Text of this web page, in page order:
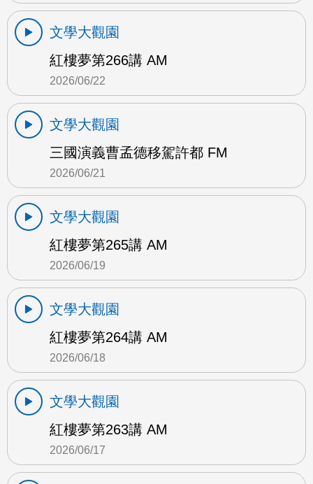
文學大觀園
紅樓夢第266講 AM
2026/06/22
文學大觀園
三國演義曹孟德移駕許都 FM
2026/06/21
文學大觀園
紅樓夢第265講 AM
2026/06/19
文學大觀園
紅樓夢第264講 AM
2026/06/18
文學大觀園
紅樓夢第263講 AM
2026/06/17